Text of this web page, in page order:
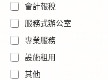
會計報稅
服務式辦公室
專業服務
設施租用
其他